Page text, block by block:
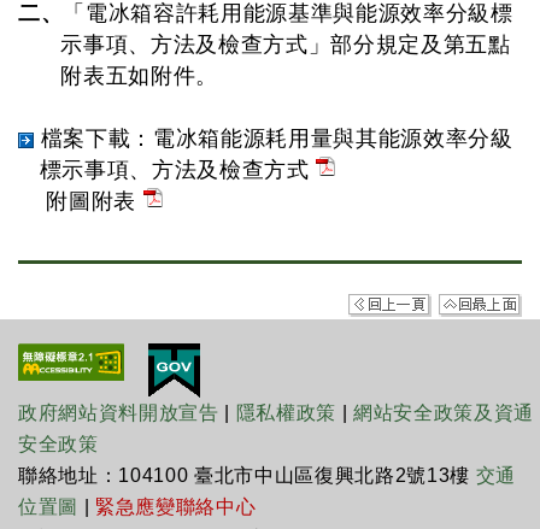
二、
「電冰箱容許耗用能源基準與能源效率分級標
示事項、方法及檢查方式」部分規定及第五點
附表五如附件。
檔案下載：電冰箱能源耗用量與其能源效率分級
標示事項、方法及檢查方式
附圖附表
政府網站資料開放宣告 隱私權政策 |網站安全政策及資通
安全政策
聯絡地址：104100 臺北市中山區復興北路2號13樓 交通
位置圖
緊急應變聯絡中心